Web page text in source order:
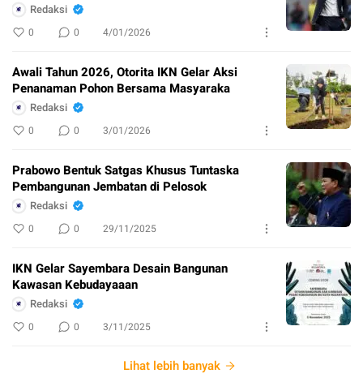
Redaksi
0 0 4/01/2026
Awali Tahun 2026, Otorita IKN Gelar Aksi
Penanaman Pohon Bersama Masyaraka
Redaksi
0 0 3/01/2026
Prabowo Bentuk Satgas Khusus Tuntaska
Pembangunan Jembatan di Pelosok
Redaksi
0 0 29/11/2025
IKN Gelar Sayembara Desain Bangunan
Kawasan Kebudayaaan
Redaksi
0 0 3/11/2025
Lihat lebih banyak